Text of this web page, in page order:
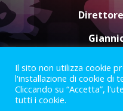
Termini e
Il sito non utilizza cookie
l'installazione di cookie di
Cliccando su “Accetta”,
tutti i cookie.